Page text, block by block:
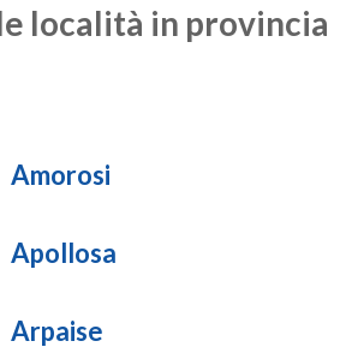
località in provincia
Amorosi
Apollosa
Arpaise